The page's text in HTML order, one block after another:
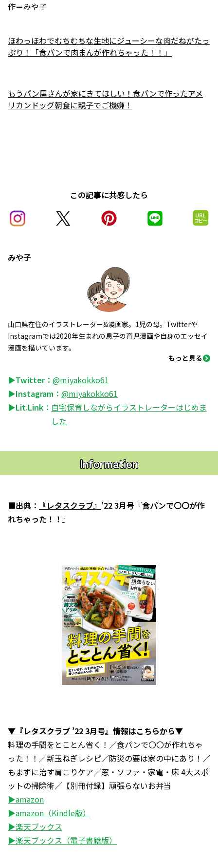
作＝みや子
ほわっほわでむちむちな生地にジューシーな肉だねがたっ
ぷり！「食パンで肉まんが作れちゃった！！」
もうパン屋さんが家にきてほしい！食パンで作ったアメ
リカンドッグ朝食に親子でご機嫌！
この記事に共感したら
みや子
山口県在住のイラストレーター&漫画家。1児の母。Twitterや
Instagramでは2020年生まれの息子の育児漫画や自身のエッセイ
漫画を描いています。
もっと見る
▶Twitter： @miyakokko61
▶Instagram： @miyakokko61
▶Lit.Link： 自宅保育しながらイラストレーターはじめま
した
Information
■出典： 『レタスクラブ』 ’22 3月号『食パンで〇〇が作
れちゃった！！』
▼『レタスクラブ ’22 3月号』情報はこちらから▼
料理の手間をとことん省く！／食パンで〇〇が作れちゃ
った！！／新玉ねぎレシピ／防災の要は家の中にあり！／
もまずに治す肩こりケア／窓・ソファ・家電・床 4大スポ
ットの掃除術／【別冊付録】頑張らないお弁当
▶amazon
▶amazon（Kindle版）
▶楽天ブックス
▶楽天ブックス（電子書籍版）